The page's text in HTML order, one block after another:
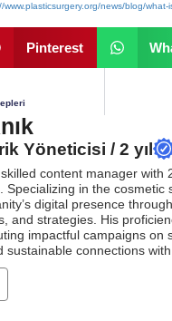
www.plasticsurgery.org/news/blog/
Pinterest
Yöneticisi / 2 yıl
skilled content manager
Specializing in the cosmetic
digital presence
and strategies. His
impactful campaigns on
sustainable connections